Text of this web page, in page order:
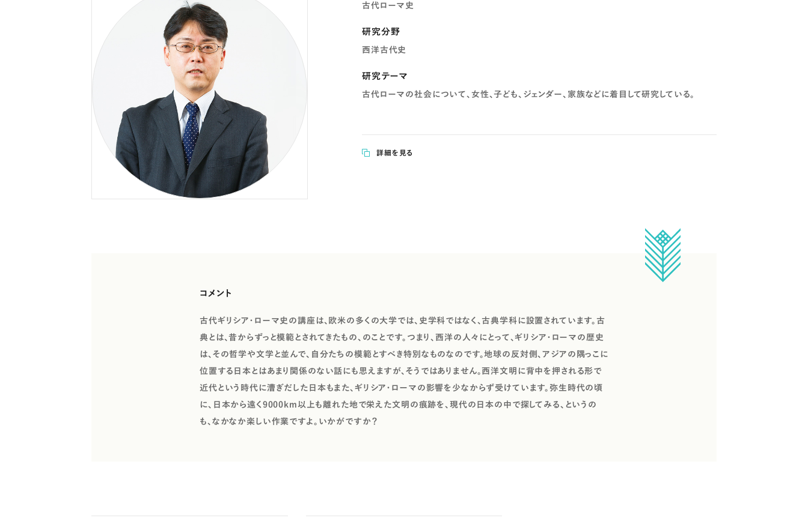
古代ローマ史
研究分野
西洋古代史
研究テーマ
古代ローマの社会について、女性、子ども、ジェンダー、家族などに着目して研究している。
詳細を見る
コメント
古代ギリシア・ローマ史の講座は、欧米の多くの大学では、史学科ではなく、古典学科に設置されています。古
典とは、昔からずっと模範とされてきたもの、のことです。つまり、西洋の人々にとって、ギリシア・ローマの歴史
は、その哲学や文学と並んで、自分たちの模範とすべき特別なものなのです。地球の反対側、アジアの隅っこに
位置する日本とはあまり関係のない話にも思えますが、そうではありません。西洋文明に背中を押される形で
近代という時代に漕ぎだした日本もまた、ギリシア・ローマの影響を少なからず受けています。弥生時代の頃
に、日本から遠く9000km以上も離れた地で栄えた文明の痕跡を、現代の日本の中で探してみる、というの
も、なかなか楽しい作業ですよ。いかがですか？